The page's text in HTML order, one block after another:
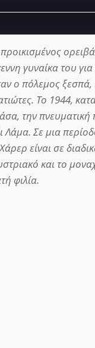
γυναίκα του
ο πόλεμος
Το 1944,
την
Λάμα. Σε μια
είναι σε
και το
φιλία.